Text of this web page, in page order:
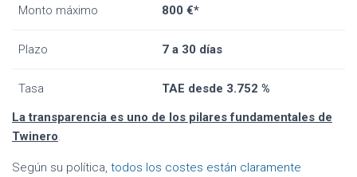
Monto máximo 800 €*
Plazo 7 a 30 días
Tasa
TAE desde 3.752 %
La transparencia es uno de los pilares fundamentales de
Twinero.
Según su política, todos los costes están claramente